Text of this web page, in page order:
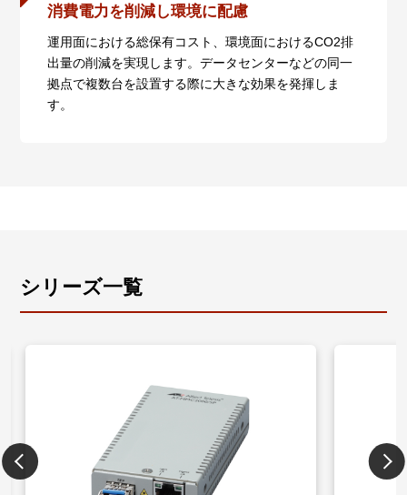
また、ハードウェアリビジョンRev.Gより前のAT-
MMC2000/SPでは、光ポートが100Mbpsでリンク時
は、本ポートは10/100Mbpsでオートネゴシエーショ
ンを行います。
消費電力を削減し環境に配慮
運用面における総保有コスト、環境面におけるCO2排
出量の削減を実現します。データセンターなどの同一
拠点で複数台を設置する際に大きな効果を発揮しま
す。
シリーズ一覧